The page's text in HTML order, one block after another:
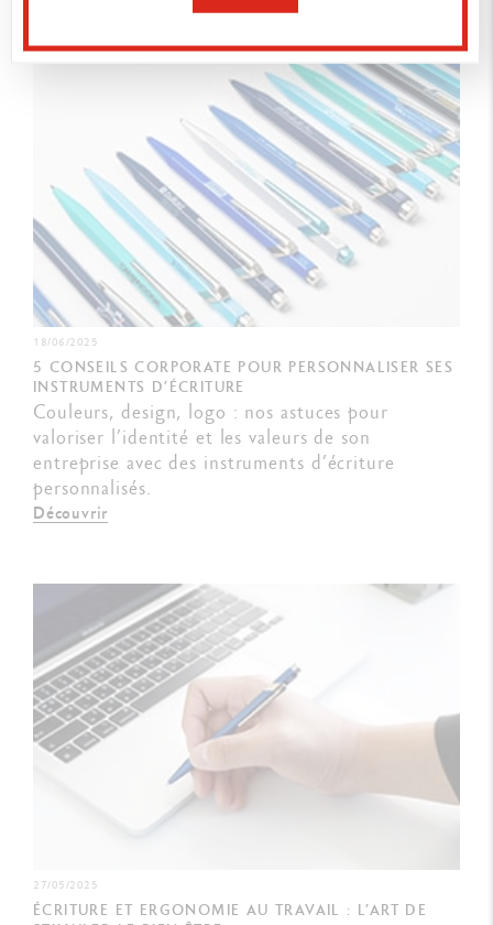
18/06/2025
5 CONSEILS CORPORATE POUR PERSONNALISER SES
INSTRUMENTS D’ÉCRITURE
Couleurs, design, logo : nos astuces pour
valoriser l’identité et les valeurs de son
entreprise avec des instruments d’écriture
personnalisés.
Découvrir
27/05/2025
ÉCRITURE ET ERGONOMIE AU TRAVAIL : L’ART DE